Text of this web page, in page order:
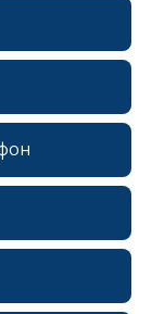
erid: 2SDnjcrDNw6